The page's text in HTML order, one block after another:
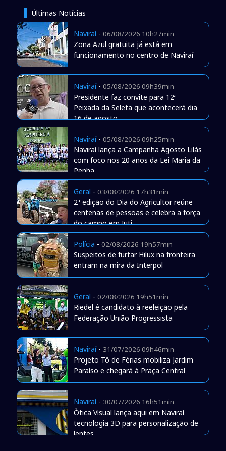
Últimas Notícias
Naviraí- 06/08/2026 10h27min
Zona Azul gratuita já está em
funcionamento no centro de Naviraí
Naviraí- 05/08/2026 09h39min
Presidente faz convite para 12ª
Peixada da Seleta que acontecerá dia
16 de agosto
Naviraí- 05/08/2026 09h25min
Naviraí lança a Campanha Agosto Lilás
com foco nos 20 anos da Lei Maria da
Penha
Geral - 03/08/2026 17h31min
2ª edição do Dia do Agricultor reúne
centenas de pessoas e celebra a força
do campo em Juti
Polícia - 02/08/2026 19h57min
Suspeitos de furtar Hilux na fronteira
entram na mira da Interpol
Geral - 02/08/2026 19h51min
Riedel é candidato à reeleição pela
Federação União Progressista
Naviraí- 31/07/2026 09h46min
Projeto Tô de Férias mobiliza Jardim
Paraíso e chegará à Praça Central
Naviraí- 30/07/2026 16h51min
Òtica Visual lança aqui em Naviraí
tecnologia 3D para personalização de
lentes